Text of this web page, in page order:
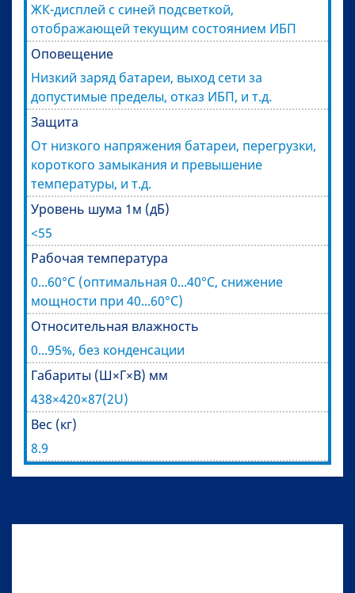
ЖК-дисплей c синей подсветкой,
отображающей текущим состоянием ИБП
Оповещение
Низкий заряд батареи, выход сети за
допустимые пределы, отказ ИБП, и т.д.
Защита
От низкого напряжения батареи, перегрузки,
короткого замыкания и превышение
температуры, и т.д.
Уровень шума 1м (дБ)
<55
Рабочая температура
0...60°С (оптимальная 0...40°С, снижение
мощности при 40...60°С)
Относительная влажность
0...95%, без конденсации
Габариты (Ш×Г×В) мм
438×420×87(2U)
Вес (кг)
8.9